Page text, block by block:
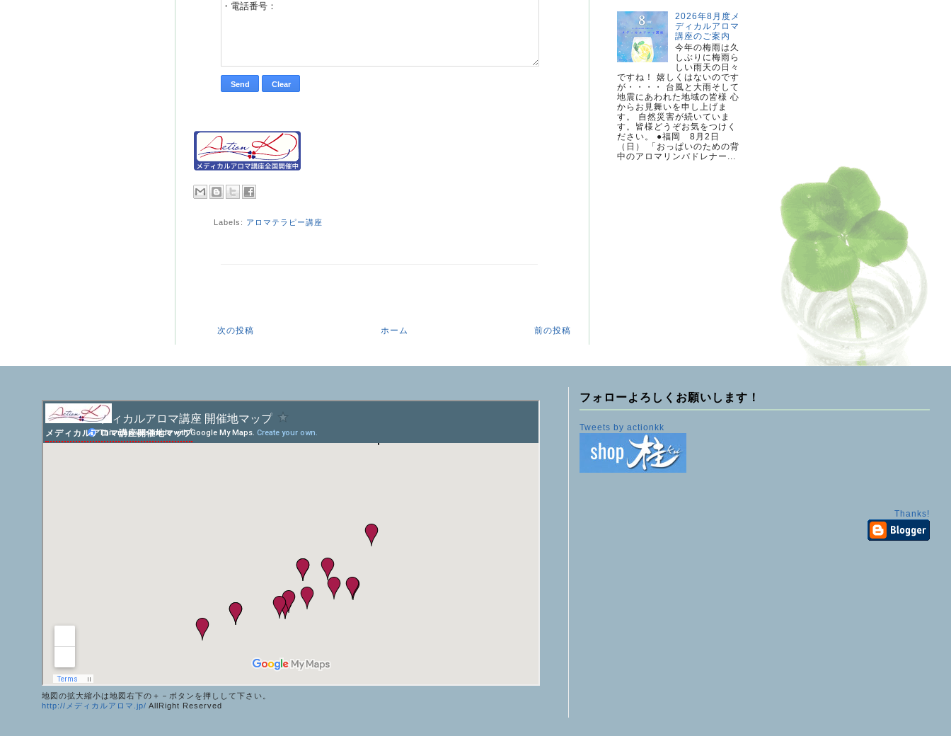
Labels: アロマテラピー講座
次の投稿 前の投稿
ホーム
2026年8月度メ
ディカルアロマ
講座のご案内
今年の梅雨は久
しぶりに梅雨ら
しい雨天の日々
ですね！ 嬉しくはないのです
が・・・・ 台風と大雨そして
地震にあわれた地域の皆様 心
からお見舞いを申し上げま
す。 自然災害が続いていま
す。皆様どうぞお気をつけく
ださい。 ●福岡 8月2日
（日） 「おっぱいのための背
中のアロマリンパドレナー...
メディカルアロマ講座開催地マップ
地図の拡大縮小は地図右下の＋－ボタンを押しして下さい。
http://メディカルアロマ.jp/ AllRight Reserved
フォローよろしくお願いします！
Tweets by actionkk
Thanks!